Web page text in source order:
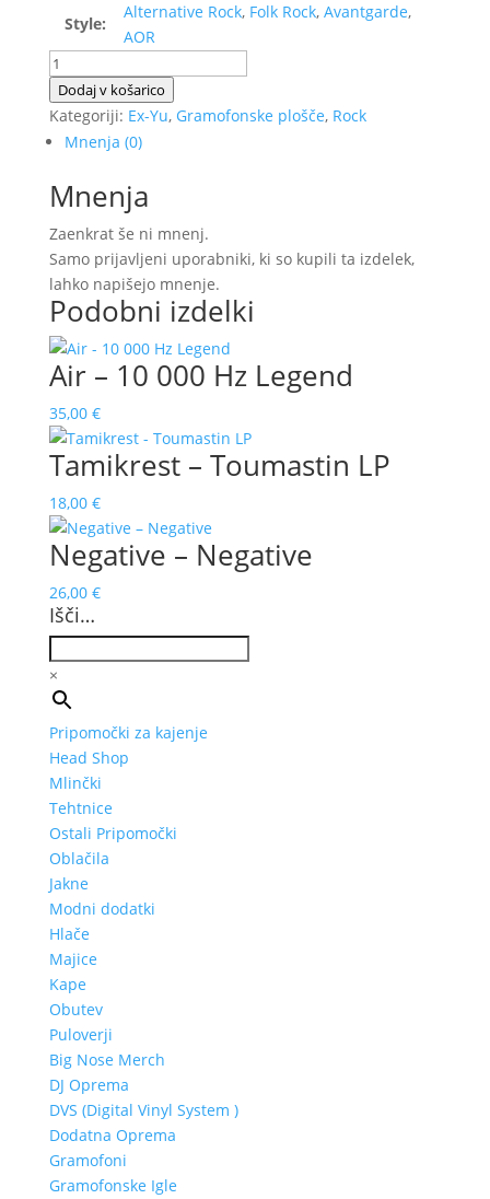
Style:
Alternative Rock, Folk Rock, Avantgarde,
AOR
Let
3
–
Jedina
Dodaj v košarico
Kategoriji: Ex-Yu, Gramofonske plošče, Rock
Mnenja (0)
Mnenja
Zaenkrat še ni mnenj.
Samo prijavljeni uporabniki, ki so kupili ta izdelek,
lahko napišejo mnenje.
Podobni izdelki
Air – 10 000 Hz Legend
35,00 €
Tamikrest – Toumastin LP
18,00 €
Negative – Negative
26,00 €
Išči…
×
Pripomočki za kajenje
Head Shop
Mlinčki
Tehtnice
Ostali Pripomočki
Oblačila
Jakne
Modni dodatki
Hlače
Majice
Kape
Obutev
Puloverji
Big Nose Merch
DJ Oprema
DVS (Digital Vinyl System )
Dodatna Oprema
Gramofoni
Gramofonske Igle